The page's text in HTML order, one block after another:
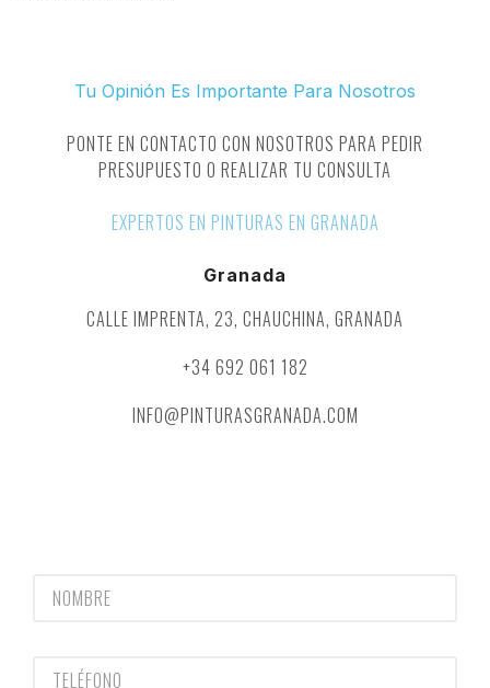
Tu Opinión Es Importante Para Nosotros
PONTE EN CONTACTO CON NOSOTROS PARA PEDIR
PRESUPUESTO O REALIZAR TU CONSULTA
EXPERTOS EN PINTURAS EN GRANADA
Granada
CALLE IMPRENTA, 23, CHAUCHINA, GRANADA
+34 692 061 182
INFO@PINTURASGRANADA.COM